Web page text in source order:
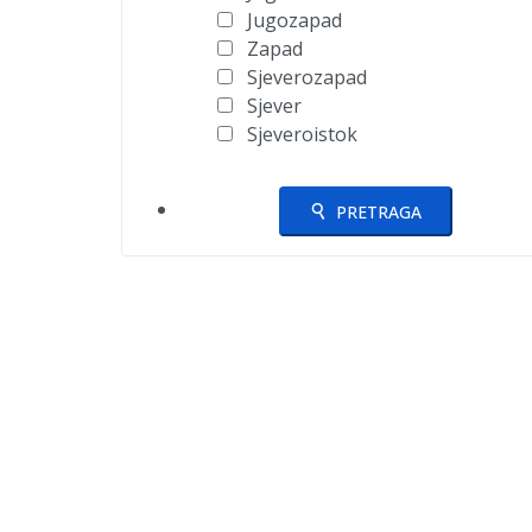
Jugozapad
Zapad
Sjeverozapad
Sjever
Sjeveroistok
PRETRAGA